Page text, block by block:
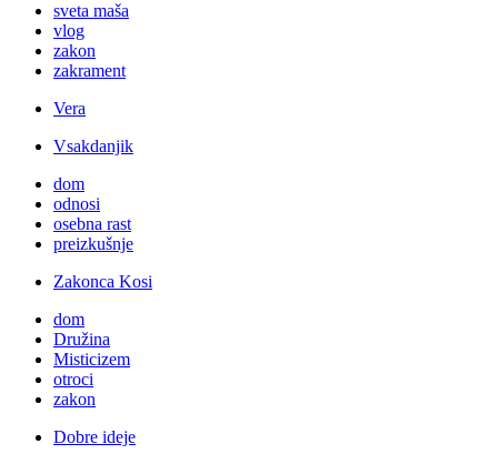
sveta maša
vlog
zakon
zakrament
Vera
Vsakdanjik
dom
odnosi
osebna rast
preizkušnje
Zakonca Kosi
dom
Družina
Misticizem
otroci
zakon
Dobre ideje